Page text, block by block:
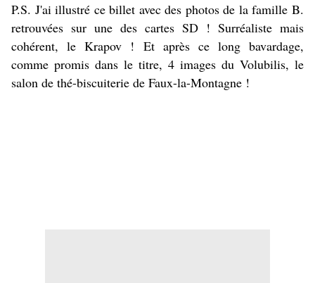
P.S. J'ai illustré ce billet avec des photos de la famille B.
retrouvées sur une des cartes SD ! Surréaliste mais
cohérent, le Krapov ! Et après ce long bavardage,
comme promis dans le titre, 4 images du Volubilis, le
salon de thé-biscuiterie de Faux-la-Montagne !